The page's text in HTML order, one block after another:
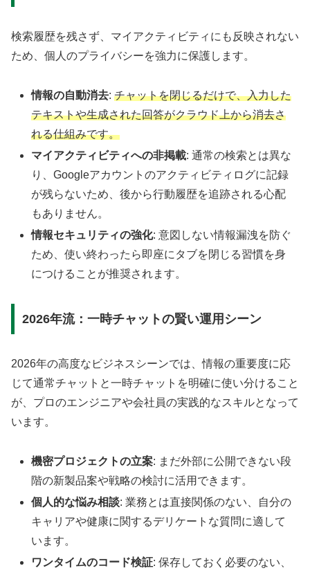
検索履歴を残さず、マイアクティビティにも反映されない
ため、個人のプライバシーを強力に保護します。
情報の自動消去:チャットを閉じるだけで、入力した
テキストや生成された回答がクラウド上から消去さ
れる仕組みです。
マイアクティビティへの非掲載: 通常の検索とは異な
り、Googleアカウントのアクティビティログに記録
が残らないため、後から行動履歴を追跡される心配
もありません。
情報セキュリティの強化: 意図しない情報漏洩を防ぐ
ため、使い終わったら即座にタブを閉じる習慣を身
につけることが推奨されます。
2026年流：一時チャットの賢い運用シーン
2026年の高度なビジネスシーンでは、情報の重要度に応
じて通常チャットと一時チャットを明確に使い分けること
が、プロのエンジニアや会社員の実践的なスキルとなって
います。
機密プロジェクトの立案: まだ外部に公開できない段
階の新製品案や戦略の検討に活用できます。
個人的な悩み相談: 業務とは直接関係のない、自分の
キャリアや健康に関するデリケートな質問に適して
います。
ワンタイムのコード検証: 保存しておく必要のない、